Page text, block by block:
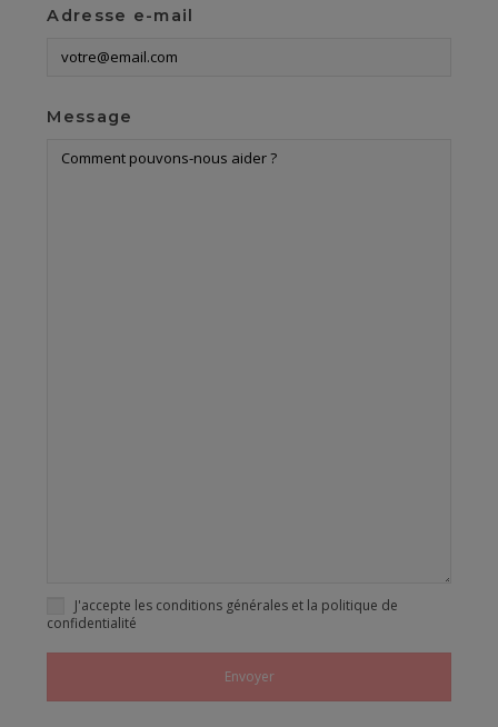
Adresse e-mail
Message
J'accepte les conditions générales et la politique de
confidentialité